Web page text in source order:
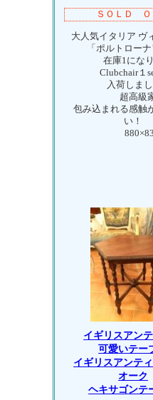
ＳＯＬＤ Ｏ
大人気イタリア ヴ
「ポルトローナ
在庫1になり
Clubchair１
入荷しまし
超高級家
包み込まれる感触
い！
イギリスアン
可愛いテー
イギリスアンテ
オーク
ヘキサゴンテ